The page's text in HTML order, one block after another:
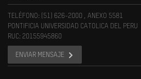
TELÉFONO: (51) 626-2000 , ANEXO 5581
PONTIFICIA UNIVERSIDAD CATOLICA DEL PERU
RUC: 20155945860
ENVIAR MENSAJE